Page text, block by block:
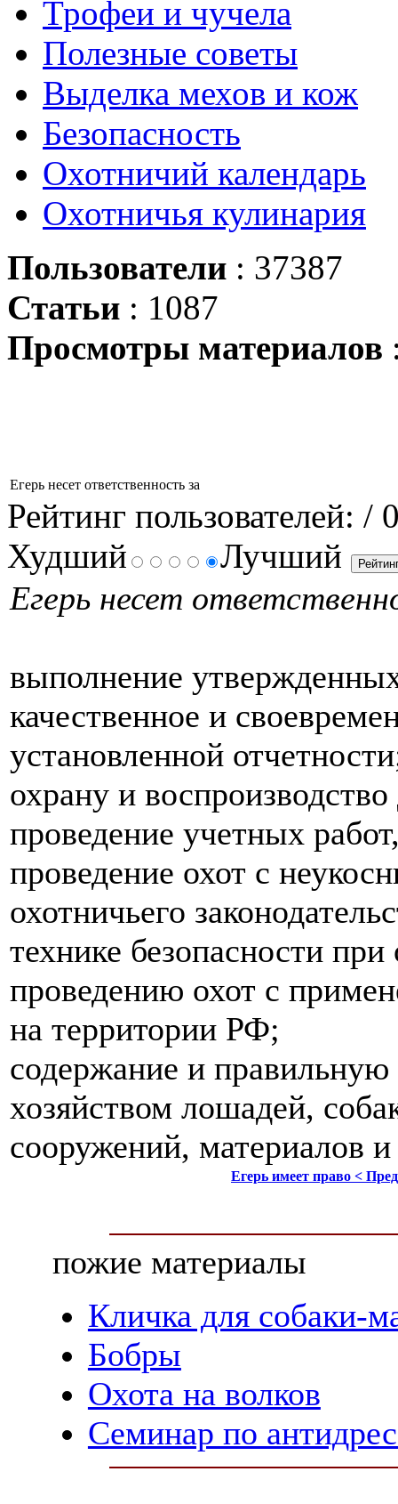
Трофеи и чучела
Полезные советы
Выделка мехов и кож
Безопасность
Охотничий календарь
Охотничья кулинария
Пользователи : 37387
Статьи : 1087
Просмотры материалов
Егерь несет ответственность за
Рейтинг пользователей: /
Худший
Лучший
Егерь несет
выполнение
качественное и
установленной
охрану и
проведение учетных
проведение охот с
охотничьего
технике безопасности
проведению охот с
на территории РФ;
содержание и
хозяйством лошадей,
сооружений, материалов
Егерь имеет право <
пожие материалы
Кличка для собаки-
Бобры
Охота на волков
Семинар по